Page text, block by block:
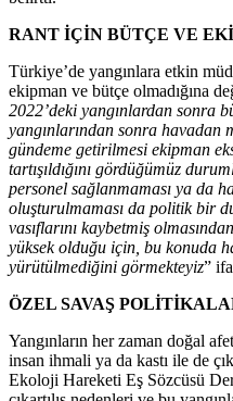
RANT İÇİN BÜTÇE VE
Türkiye’de yangınlara etkin
ekipman ve bütçe olmadığına
2022’deki yangınlardan sonra
yangınlarından sonra havadan
gündeme getirilmesi ekipman
tartışıldığını gördüğümüz
personel sağlanmaması ya da
oluşturulmaması da politik bir
vasıflarını kaybetmiş
yüksek olduğu için, bu konuda
yürütülmediğini görmekteyiz”
ÖZEL SAVAŞ
Yangınların her zaman doğal
insan ihmali ya da kastı ile de
Ekoloji Hareketi Eş Sözcüsü